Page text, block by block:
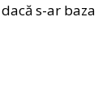
s-ar baza